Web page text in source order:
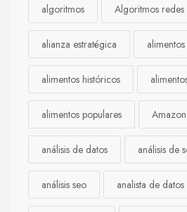
algoritmos Algoritmos
alianza estratégica alimentos
alimentos históricos
alimentos populares Amazon
análisis de datos análisis de
análisis seo analista de datos